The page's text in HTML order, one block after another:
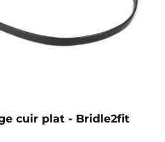
cuir plat - Bridle2fit